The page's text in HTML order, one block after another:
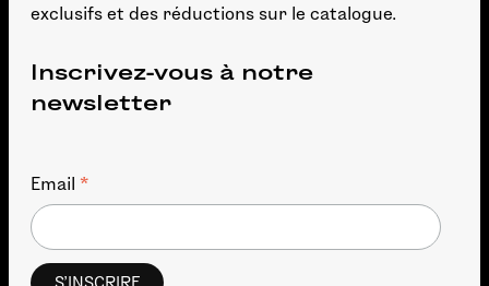
exclusifs et des réductions sur le catalogue.
Inscrivez-vous à notre
newsletter
Email *